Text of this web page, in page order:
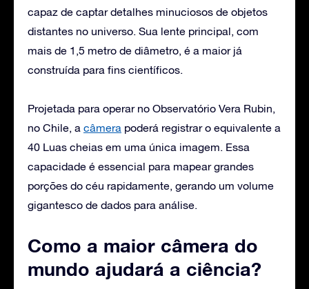
capaz de captar detalhes minuciosos de objetos
distantes no universo. Sua lente principal, com
mais de 1,5 metro de diâmetro, é a maior já
construída para fins científicos.
Projetada para operar no Observatório Vera Rubin,
no Chile, a câmera poderá registrar o equivalente a
40 Luas cheias em uma única imagem. Essa
capacidade é essencial para mapear grandes
porções do céu rapidamente, gerando um volume
gigantesco de dados para análise.
Como a maior câmera do
mundo ajudará a ciência?